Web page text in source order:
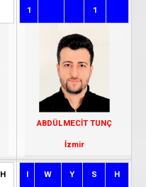
1 1
ABDÜLMECİT TUNÇ
İzmir
H I W Y S H